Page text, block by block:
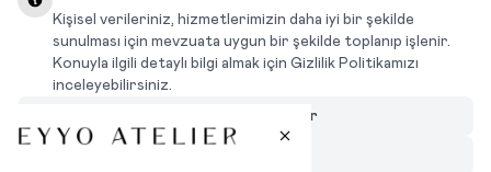
KARIYER
INSTAGRAM
Kişisel verileriniz, hizmetlerimizin daha iyi bir şekilde
sunulması için mevzuata uygun bir şekilde toplanıp işlenir.
Konuyla ilgili detaylı bilgi almak için Gizlilik Politikamızı
inceleyebilirsiniz.
Çerezleri Özelleştir